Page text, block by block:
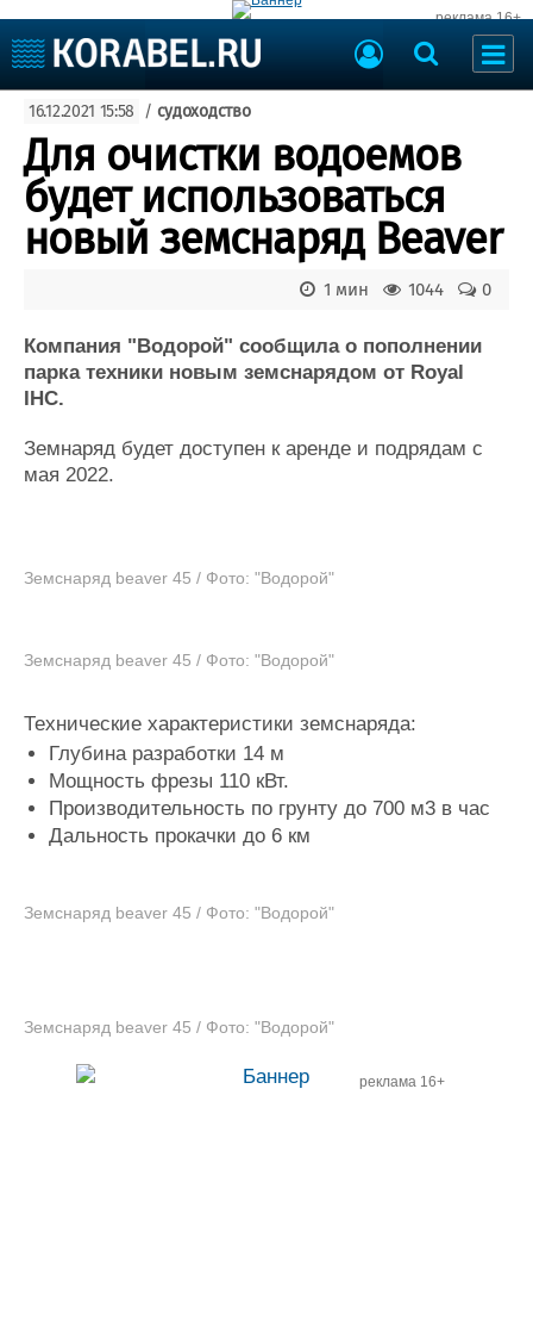
реклама 16+
Судоходство
Судоремонт
События
Пресс-релизы
Порты
Рыболовство
ВМФ
Судостроение
Пульс
Новости
Компании
Репутация
Реклама
Торговая площадка
Доска объявлений
Конференции
Личности
Словарь
Флот
16.12.2021 15:58 / судоходство
Для очистки водоемов
будет использоваться
новый земснаряд Beaver
0
1044
1 мин
Компания "Водорой" сообщила о пополнении
парка техники новым земснарядом от Royal
IHC.
Земнаряд будет доступен к аренде и подрядам с
мая 2022.
Земснаряд beaver 45 / Фото: "Водорой"
Земснаряд beaver 45 / Фото: "Водорой"
Технические характеристики земснаряда:
Глубина разработки 14 м
Мощность фрезы 110 кВт.
Производительность по грунту до 700 м3 в час
Дальность прокачки до 6 км
Земснаряд beaver 45 / Фото: "Водорой"
Земснаряд beaver 45 / Фото: "Водорой"
реклама 16+